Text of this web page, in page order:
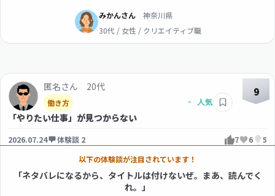
みかんさん
神奈川県
30代 / 女性 / クリエイティブ職
9
働き方
匿名さん 20代
「やりたい仕事」が見つからない
2026.07.24 体験談 2 7 6
5
以下の体験談が注目されています！
「ネタバレになるから、タイトルは付けないぜ。まあ、読んでく
れ。」